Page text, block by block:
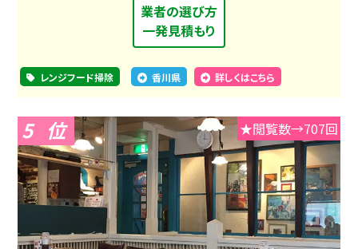
業者の選び方
一発見積もり
レンジフード掃除 香川県 詳しくはこちら
5 ★閲覧数→707回